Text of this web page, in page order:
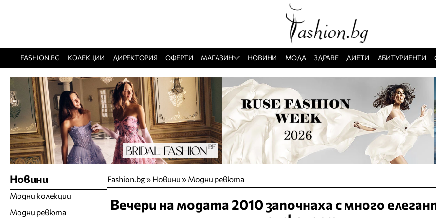
FASHION.BG КОЛЕКЦИИ ДИРЕКТОРИЯ ОФЕРТИ МАГАЗИН НОВИНИ МОДА ЗДРАВЕ ДИЕТИ АБИТУРИЕНТИ
Fashion.bg» Новини » Модни ревюта
Вечери на модата 2010 започнаха с много
Новини
Модни колекции
Модни ревюта